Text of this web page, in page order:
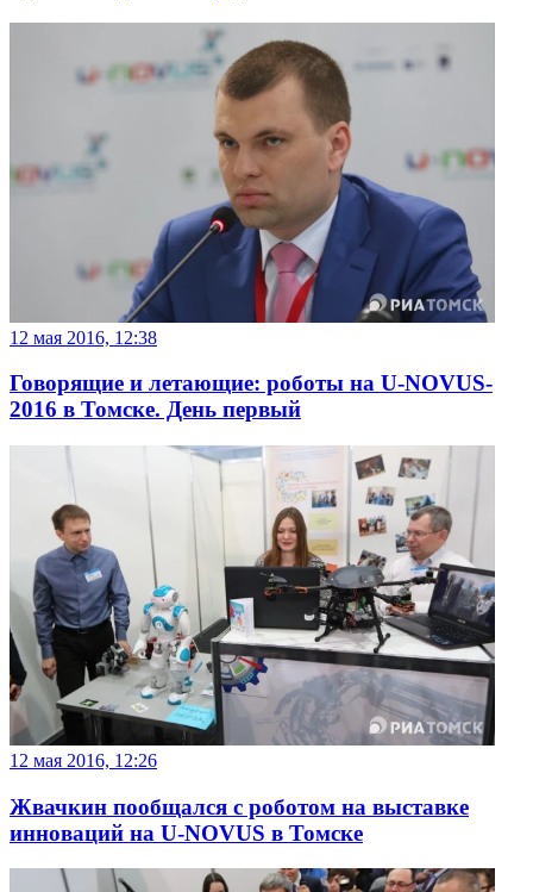
12 мая 2016, 12:38
Говорящие и летающие: роботы на U-NOVUS-
2016 в Томске. День первый
12 мая 2016, 12:26
Жвачкин пообщался с роботом на выставке
инноваций на U-NOVUS в Томске